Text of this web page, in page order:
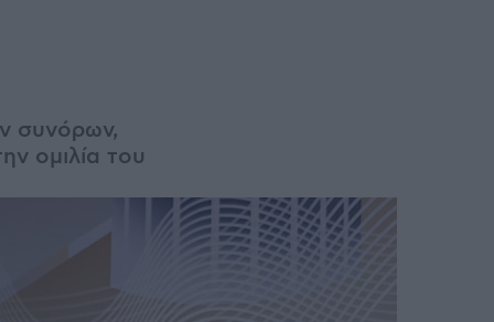
συνόρων,
ομιλία του